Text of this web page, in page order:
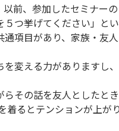
以前、参加したセミナー
つ挙げてください」と
項目があり、家族・友
変える力がありますし
らその話を友人とした
着るとテンションが上